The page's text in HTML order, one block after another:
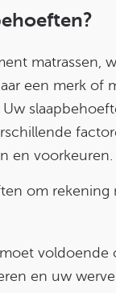
matrassen,
een merk of
en voorkeuren.
om
en uw